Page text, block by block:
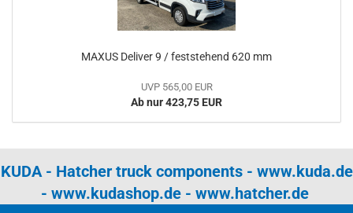
MAXUS Deliver 9 / feststehend 620 mm
UVP 565,00 EUR
Ab nur 423,75 EUR
KUDA - Hatcher truck components - www.kuda.de
- www.kudashop.de- www.hatcher.de